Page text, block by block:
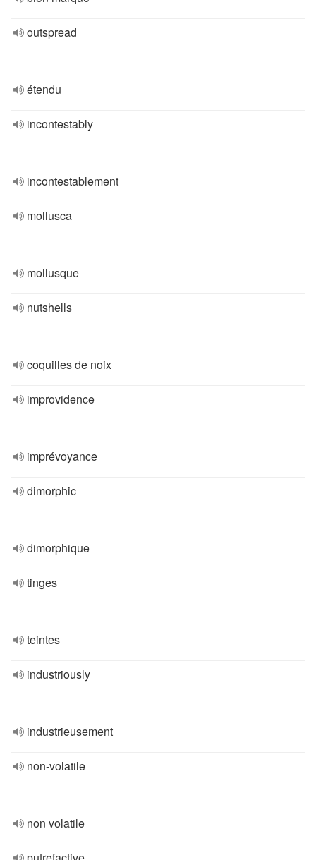
outspread
étendu
incontestably
incontestablement
mollusca
mollusque
nutshells
coquilles de noix
improvidence
imprévoyance
dimorphic
dimorphique
tinges
teintes
industriously
industrieusement
non-volatile
non volatile